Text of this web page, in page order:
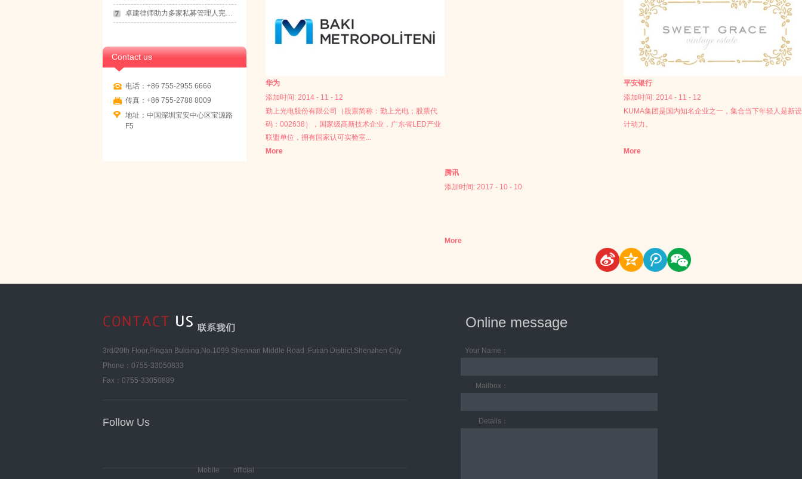
卓建律师助力多家私募管理人完成登记备案
Contact us
电话：+86 755-2955 6666
传真：+86 755-2788 8009
地址：中国深圳宝安中心区宝源路
F5
华为
添加时间: 2014 - 11 - 12
勤上光电股份有限公司（股票简称：勤上光电；股票代
码：002638），国家级高新技术企业，广东省LED产业
联盟单位，拥有国家认可实验室...
More
腾讯
添加时间: 2017 - 10 - 10
More
平安银行
添加时间: 2014 - 11 - 12
KUMA集团是国内知名企业之一，集合当下年轻人是新设
计动力。
More
3rd/20th Floor,Pingan Buiding,No.1099 Shennan Middle Road ,Futian District,Shenzhen City
Phone：0755-33050833
Fax：0755-33050889
Your Name：
Mailbox：
Details：
Online message
Follow Us
Mobile official